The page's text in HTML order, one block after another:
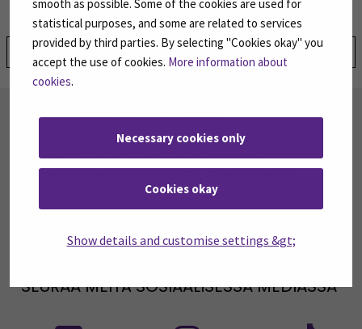
smooth as possible. Some of the cookies are used for
statistical purposes, and some are related to services
provided by third parties. By selecting "Cookies okay" you
accept the use of cookies. More information about
cookies.
Necessary cookies only
Cookies okay
Show details and customise settings &gt;
Jaa:
TILAA UUTISKIRJEITÄMME
SEAMK tuottaa uutiskirjeitä eri aiheista.
Uutiskirjeemme ovat koosteita SEAMKin
ajankohtaisista koulutuksista, tapahtumista ja
SEURAA MEITÄ SOSIAALISESSA MEDIASSA